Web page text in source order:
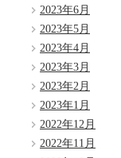
2023年6月
2023年5月
2023年4月
2023年3月
2023年2月
2023年1月
2022年12月
2022年11月